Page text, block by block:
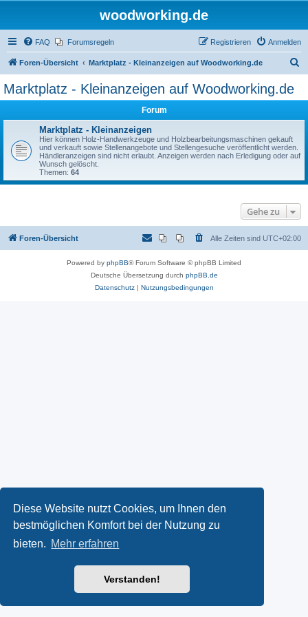
Diese Website nutzt Cookies, um Ihnen den
bestmöglichen Komfort bei der Nutzung zu
bieten. Mehr erfahren
Verstanden!
woodworking.de
FAQ Forumsregeln Anmelden
Registrieren
Foren-Übersicht Marktplatz - Kleinanzeigen auf Woodworking.de
Marktplatz - Kleinanzeigen auf Woodworking.de
Forum
Marktplatz - Kleinanzeigen
Hier können Holz-Handwerkzeuge und Holzbearbeitungsmaschinen gekauft
und verkauft sowie Stellenangebote und Stellengesuche veröffentlicht werden.
Händleranzeigen sind nicht erlaubt. Anzeigen werden nach Erledigung oder auf
Wunsch gelöscht.
Themen: 64
Gehe zu
Foren-Übersicht Alle Zeiten sind UTC+02:00
Powered by phpBB® Forum Software © phpBB Limited
Deutsche Übersetzung durch phpBB.de
Datenschutz| Nutzungsbedingungen